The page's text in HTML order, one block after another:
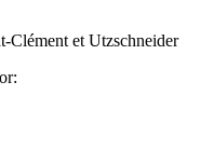
Clément et Utzschneider